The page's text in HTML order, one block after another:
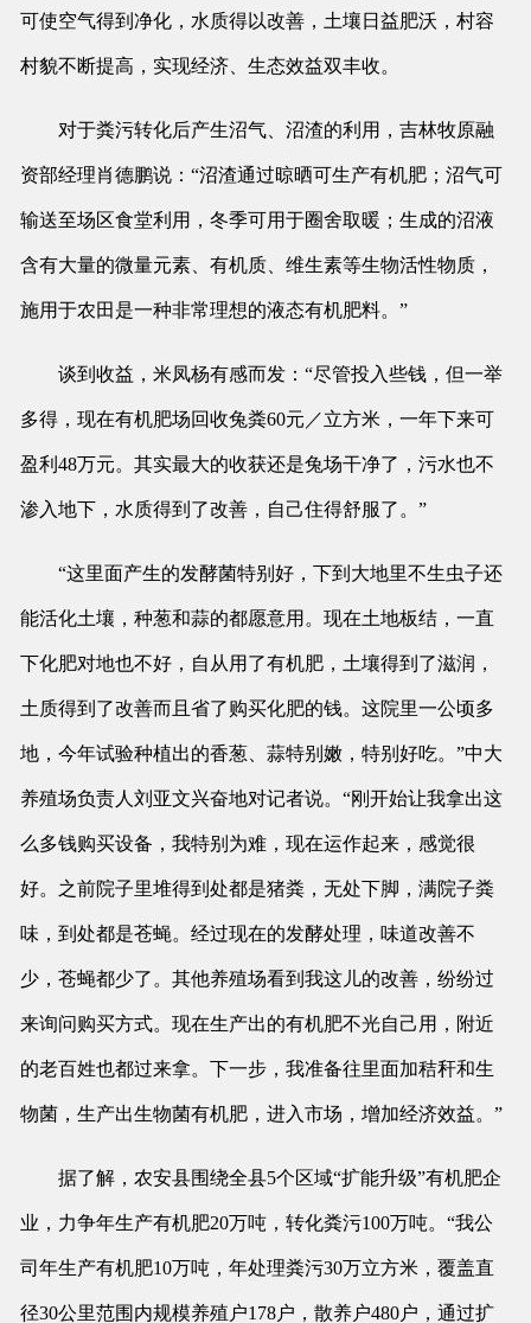
可使空气得到净化，水质得以改善，土壤日益肥沃，村容
村貌不断提高，实现经济、生态效益双丰收。
对于粪污转化后产生沼气、沼渣的利用，吉林牧原融
资部经理肖德鹏说：“沼渣通过晾晒可生产有机肥；沼气可
输送至场区食堂利用，冬季可用于圈舍取暖；生成的沼液
含有大量的微量元素、有机质、维生素等生物活性物质，
施用于农田是一种非常理想的液态有机肥料。”
谈到收益，米凤杨有感而发：“尽管投入些钱，但一举
多得，现在有机肥场回收兔粪60元／立方米，一年下来可
盈利48万元。其实最大的收获还是兔场干净了，污水也不
渗入地下，水质得到了改善，自己住得舒服了。”
“这里面产生的发酵菌特别好，下到大地里不生虫子还
能活化土壤，种葱和蒜的都愿意用。现在土地板结，一直
下化肥对地也不好，自从用了有机肥，土壤得到了滋润，
土质得到了改善而且省了购买化肥的钱。这院里一公顷多
地，今年试验种植出的香葱、蒜特别嫩，特别好吃。”中大
养殖场负责人刘亚文兴奋地对记者说。“刚开始让我拿出这
么多钱购买设备，我特别为难，现在运作起来，感觉很
好。之前院子里堆得到处都是猪粪，无处下脚，满院子粪
味，到处都是苍蝇。经过现在的发酵处理，味道改善不
少，苍蝇都少了。其他养殖场看到我这儿的改善，纷纷过
来询问购买方式。现在生产出的有机肥不光自己用，附近
的老百姓也都过来拿。下一步，我准备往里面加秸秆和生
物菌，生产出生物菌有机肥，进入市场，增加经济效益。”
据了解，农安县围绕全县5个区域“扩能升级”有机肥企
业，力争年生产有机肥20万吨，转化粪污100万吨。“我公
司年生产有机肥10万吨，年处理粪污30万立方米，覆盖直
径30公里范围内规模养殖户178户，散养户480户，通过扩